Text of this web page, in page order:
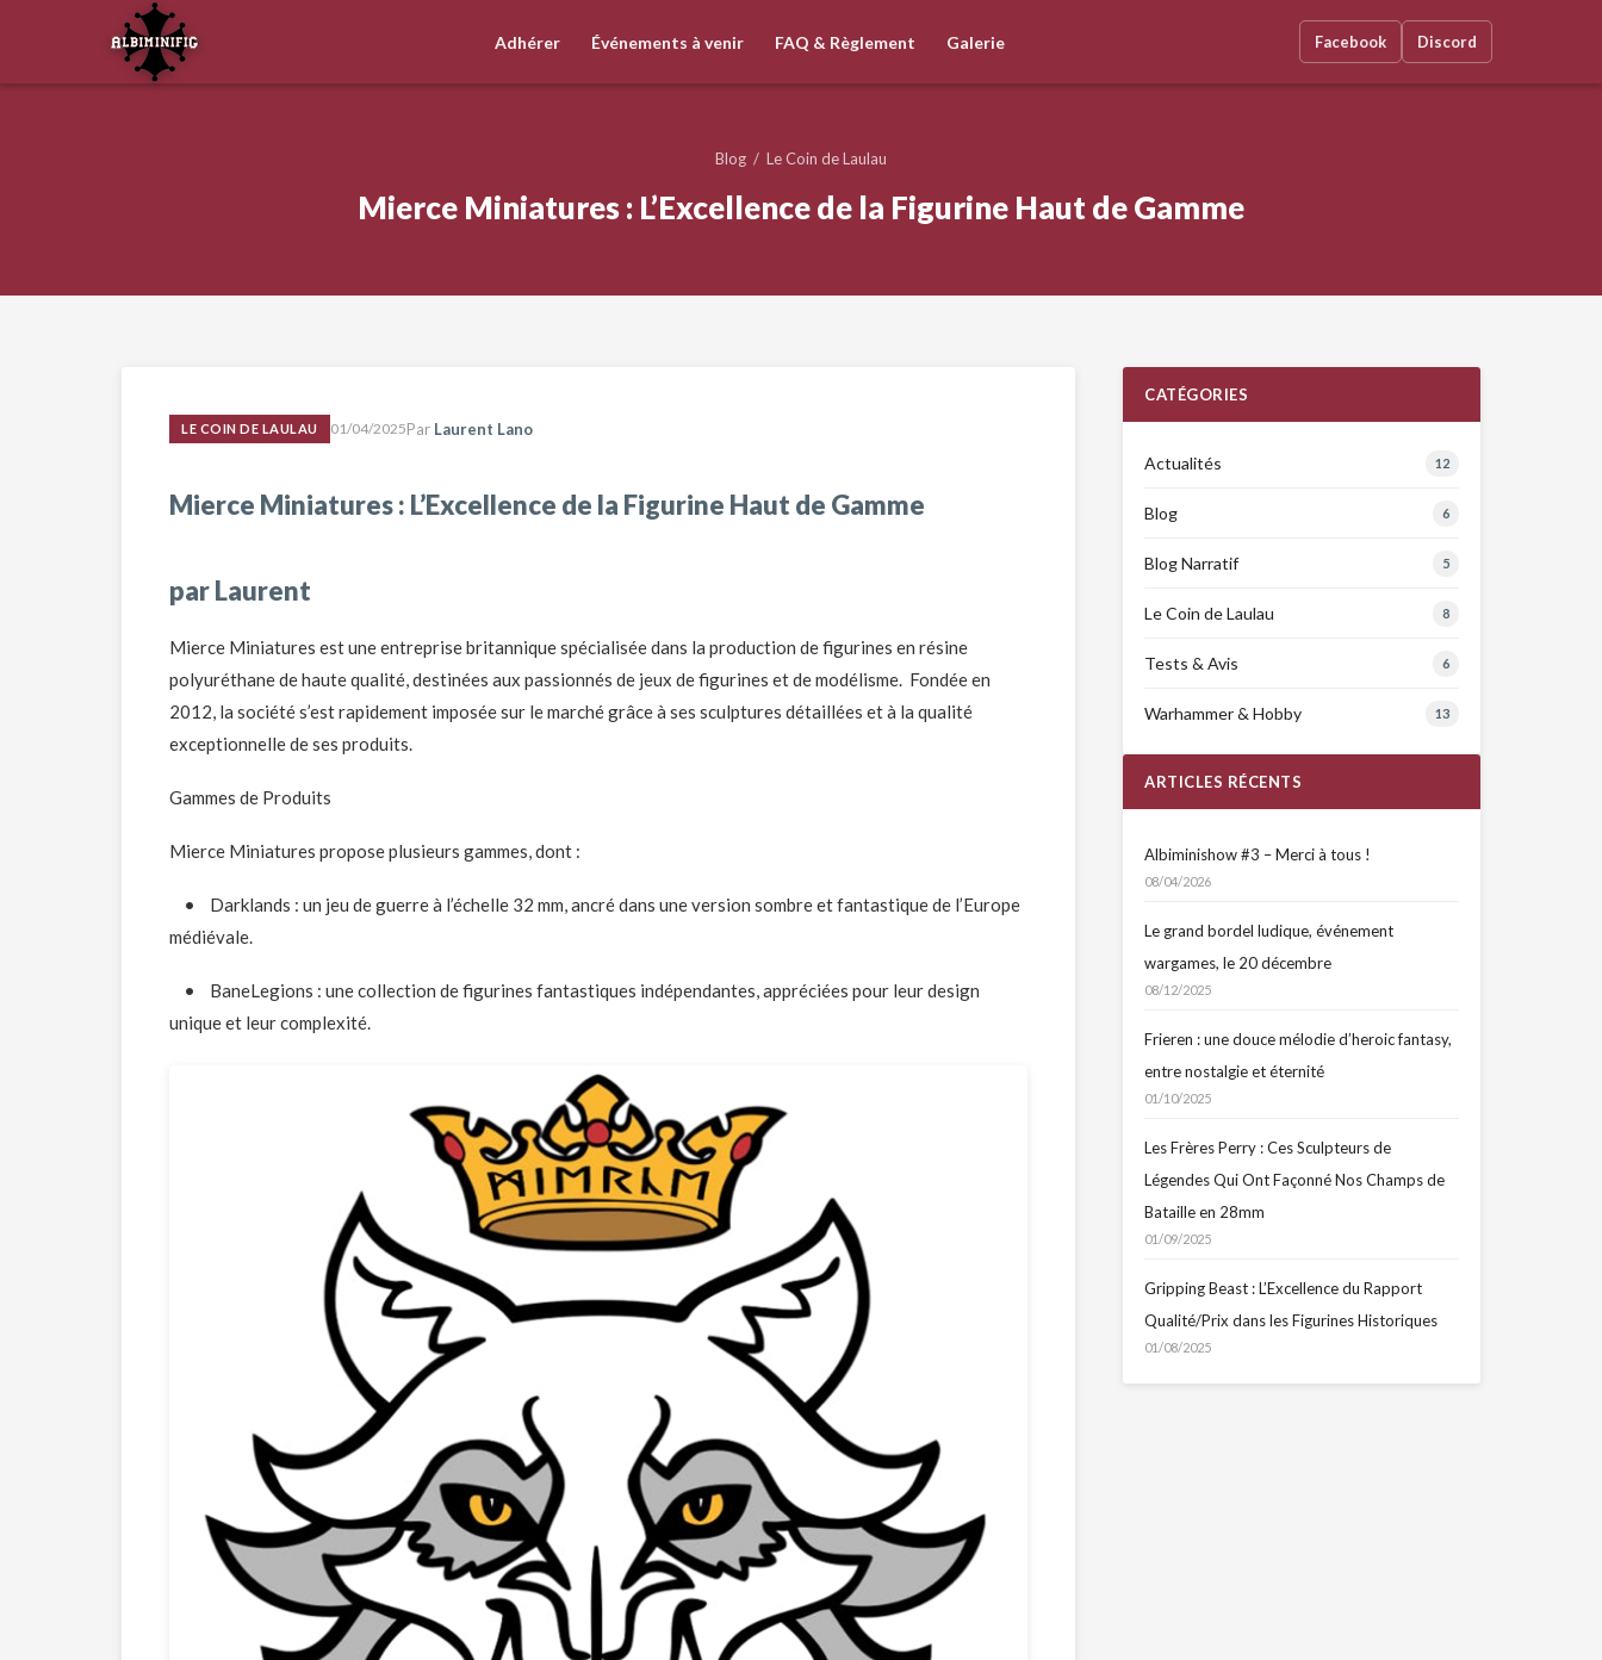
Adhérer Événements à venir FAQ & Règlement Galerie Facebook Discord
Blog / Le Coin de Laulau
Mierce Miniatures : L’Excellence de la Figurine Haut de Gamme
LE COIN DE LAULAU 01/04/2025Par Laurent Lano
Mierce Miniatures : L’Excellence de la Figurine Haut de Gamme
par Laurent
Mierce Miniatures est une entreprise britannique spécialisée dans la production de figurines en résine
polyuréthane de haute qualité, destinées aux passionnés de jeux de figurines et de modélisme. Fondée en
2012, la société s’est rapidement imposée sur le marché grâce à ses sculptures détaillées et à la qualité
exceptionnelle de ses produits.
Gammes de Produits
Mierce Miniatures propose plusieurs gammes, dont :
• Darklands : un jeu de guerre à l’échelle 32 mm, ancré dans une version sombre et fantastique de l’Europe
médiévale.
• BaneLegions : une collection de figurines fantastiques indépendantes, appréciées pour leur design
unique et leur complexité.
CATÉGORIES
Actualités 12
Blog 6
Blog Narratif 5
Le Coin de Laulau 8
Tests & Avis 6
Warhammer & Hobby 13
ARTICLES RÉCENTS
Albiminishow #3 – Merci à tous !
08/04/2026
Le grand bordel ludique, événement
wargames, le 20 décembre
08/12/2025
Frieren : une douce mélodie d’heroic fantasy,
entre nostalgie et éternité
01/10/2025
Les Frères Perry : Ces Sculpteurs de
Légendes Qui Ont Façonné Nos Champs de
Bataille en 28mm
01/09/2025
Gripping Beast : L’Excellence du Rapport
Qualité/Prix dans les Figurines Historiques
01/08/2025